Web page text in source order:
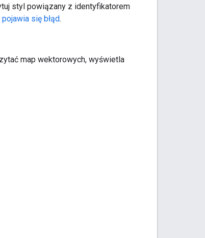
styl powiązany z identyfikatorem
się błąd.
map wektorowych, wyświetla